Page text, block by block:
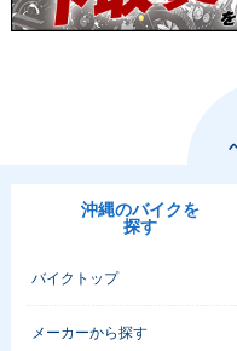
沖縄のバイクを
探す
バイクトップ
メーカーから探す